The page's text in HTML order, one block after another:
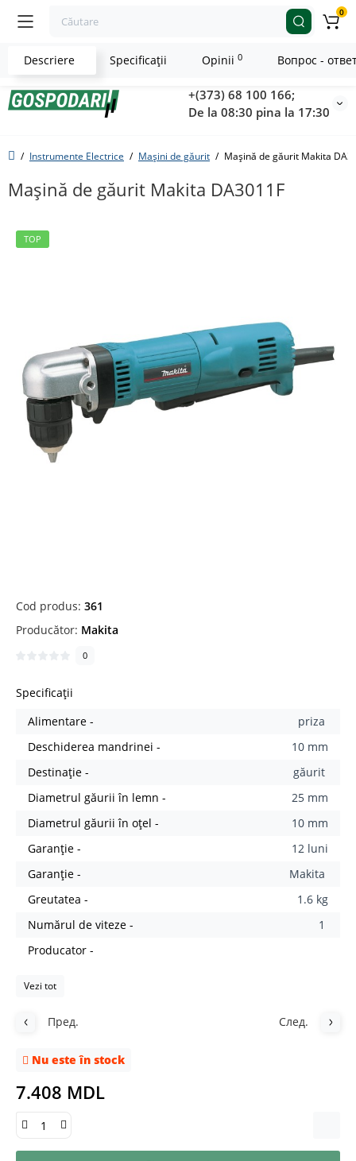
+(373) 68 100 166;
De la 08:30 pina la 17:30
0
Instrumente Electrice Mașini de găurit Maşină de găurit Makita
Maşină de găurit Makita DA3011F
TOP
Cod produs: 361
Producător: Makita
0
Specificații
Alimentare -
priza
Deschiderea mandrinei -
10 mm
Destinație -
găurit
Diametrul găurii în lemn -
25 mm
Diametrul găurii în oțel -
10 mm
Garanție -
12 luni
Garanție -
Makita
Greutatea -
1.6 kg
Numărul de viteze -
1
Producator -
Vezi tot
Пред. След.
Nu este în stock
7.408 MDL
Descriere Specificaţii Opinii 0 Вопрос -